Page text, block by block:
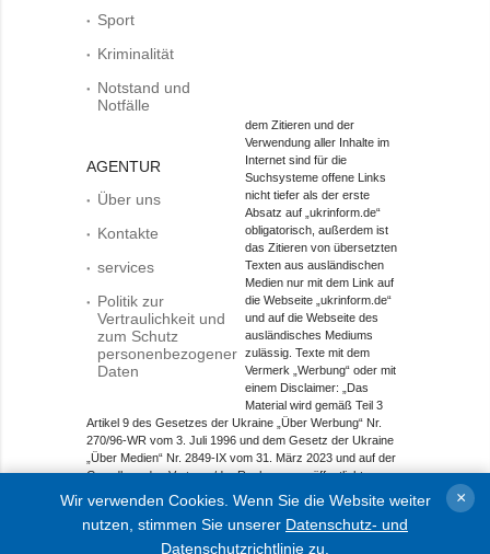
Sport
Kriminalität
Notstand und
Notfälle
AGENTUR
Über uns
Kontakte
services
Politik zur
Vertraulichkeit und
zum Schutz
personenbezogener
Daten
dem Zitieren und der
Verwendung aller Inhalte im
Internet sind für die
Suchsysteme offene Links
nicht tiefer als der erste
Absatz auf „ukrinform.de“
obligatorisch, außerdem ist
das Zitieren von übersetzten
Texten aus ausländischen
Medien nur mit dem Link auf
die Webseite „ukrinform.de“
und auf die Webseite des
ausländisches Mediums
zulässig. Texte mit dem
Vermerk „Werbung“ oder mit
einem Disclaimer: „Das
Material wird gemäß Teil 3
Artikel 9 des Gesetzes der Ukraine „Über Werbung“ Nr.
270/96-WR vom 3. Juli 1996 und dem Gesetz der Ukraine
„Über Medien“ Nr. 2849-IX vom 31. März 2023 und auf der
Grundlage des Vertrags/der Rechnung veröffentlicht.
Objekt im Bereich Onlinemedien; Medien-ID R40-01421.
© 2015-2026 Ukrinform. Alle Rechte sind geschützt.
Wir verwenden Cookies. Wenn Sie die Website weiter
nutzen, stimmen Sie unserer Datenschutz- und
Datenschutzrichtlinie zu.
×